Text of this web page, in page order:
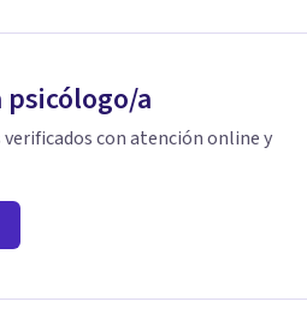
a
con atención online y